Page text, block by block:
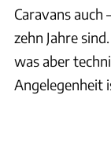
Caravans auch
zehn Jahre
was aber
Angelegenheit